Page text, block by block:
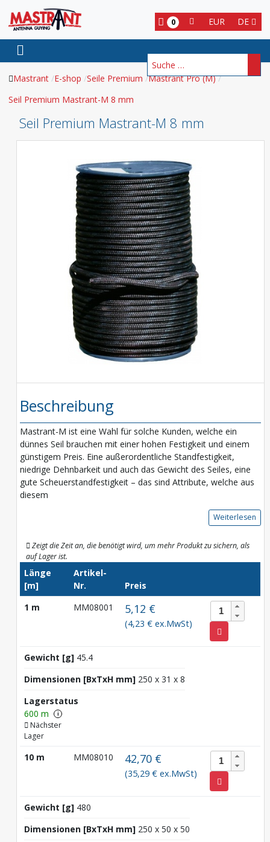
DE
EUR
0
Suchen
Mastrant E-shop Seile Premium Mastrant Pro (M)
Seil Premium Mastrant-M 8 mm
Seil Premium Mastrant-M 8 mm
Beschreibung
Mastrant-M ist eine Wahl für solche Kunden, welche ein
dünnes Seil brauchen mit einer hohen Festigkeit und einem
günstigem Preis. Eine außerordentliche Standfestigkeit,
niedrige Dehnbarkeit und auch das Gewicht des Seiles, eine
gute Scheuerstandfestigkeit – das sind Attribute, welche aus
diesem
Weiterlesen
Zeigt die Zeit an, die benötigt wird, um mehr Produkt zu sichern, als
auf Lager ist.
Länge
[m]
Artikel-
Nr.
Preis
1 m
MM08001 5,12 €
(4,23 € ex.MwSt)
Gewicht [g] 45.4
Dimensionen [BxTxH mm] 250 x 31 x 8
Lagerstatus
600 m
i
Nächster
Lager
10 m MM08010 42,70 €
(35,29 € ex.MwSt)
Gewicht [g] 480
Dimensionen [BxTxH mm] 250 x 50 x 50